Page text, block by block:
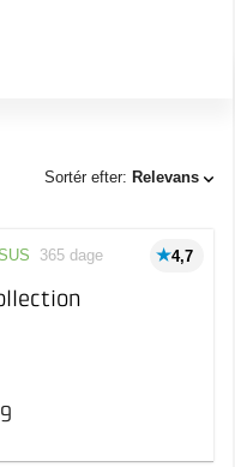
Sortér efter: Relevans
4,7
365 dage